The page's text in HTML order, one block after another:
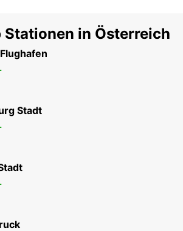
Stationen in Österreich
Stadt